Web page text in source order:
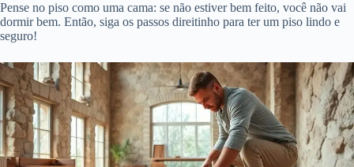
Pense no piso como uma cama: se não estiver bem feito, você não vai
dormir bem. Então, siga os passos direitinho para ter um piso lindo e
seguro!